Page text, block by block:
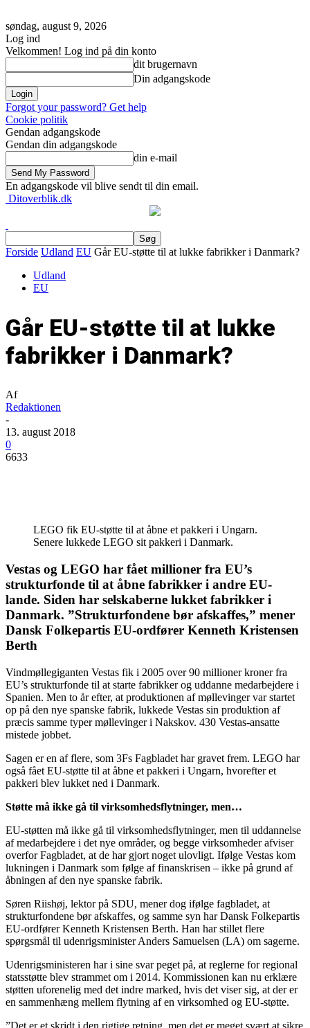
søndag, august 9, 2026
Log ind
Velkommen! Log ind på din konto
dit brugernavn
Din adgangskode
Forgot your password? Get help
Cookie politik
Gendan adgangskode
Gendan din adgangskode
din e-mail
En adgangskode vil blive sendt til din email.
Ditoverblik.dk
Forside Udland EU Går EU-støtte til at lukke fabrikker i Danmark?
Udland
EU
Går EU-støtte til at lukke
fabrikker i Danmark?
Af
Redaktionen
-
13. august 2018
0
6633
LEGO fik EU-støtte til at åbne et pakkeri i Ungarn.
Senere lukkede LEGO sit pakkeri i Danmark.
Vestas og LEGO har fået millioner fra EU’s
strukturfonde til at åbne fabrikker i andre EU-
lande. Siden har selskaberne lukket fabrikker i
Danmark. ”Strukturfondene bør afskaffes,” mener
Dansk Folkepartis EU-ordfører Kenneth Kristensen
Berth
Vindmøllegiganten Vestas fik i 2005 over 90 millioner kroner fra
EU’s strukturfonde til at starte fabrikker og uddanne medarbejdere i
Spanien. Men to år efter, at produktionen af møllevinger var startet
op på den nye spanske fabrik, lukkede Vestas sin produktion af
præcis samme typer møllevinger i Nakskov. 430 Vestas-ansatte
mistede jobbet.
Sagen er en af flere, som 3Fs Fagbladet har gravet frem. LEGO har
også fået EU-støtte til at åbne et pakkeri i Ungarn, hvorefter et
pakkeri blev lukket ned i Danmark.
Støtte må ikke gå til virksomhedsflytninger, men…
EU-støtten må ikke gå til virksomhedsflytninger, men til uddannelse
af medarbejdere i det nye områder, og begge virksomheder afviser
overfor Fagbladet, at de har gjort noget ulovligt. Ifølge Vestas kom
lukningen i Danmark som følge af finanskrisen – ikke på grund af
åbningen af den nye spanske fabrik.
Søren Riishøj, lektor på SDU, mener dog ifølge fagbladet, at
strukturfondene bør afskaffes, og samme syn har Dansk Folkepartis
EU-ordfører Kenneth Kristensen Berth. Han har stillet flere
spørgsmål til udenrigsminister Anders Samuelsen (LA) om sagerne.
Udenrigsministeren har i sine svar peget på, at reglerne for regional
statsstøtte blev strammet om i 2014. Kommissionen kan nu erklære
støtten uforenelig med det indre marked, hvis det viser sig, at der er
en sammenhæng mellem flytning af en virksomhed og EU-støtte.
”Det er et skridt i den rigtige retning, men det er meget svært at sikre